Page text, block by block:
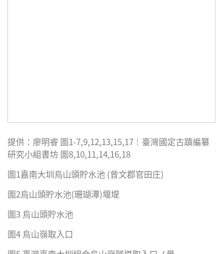
提供：廖明睿 圖1-7,9,12,13,15,17｜臺灣國定古蹟編纂
研究小組書坊 圖8,10,11,14,16,18
圖1嘉南大圳烏山頭貯水池 (曾文郡官田庄)
圖2烏山頭貯水池(珊瑚潭)堰堤
圖3 烏山頭貯水池
圖4 烏山嶺取入口